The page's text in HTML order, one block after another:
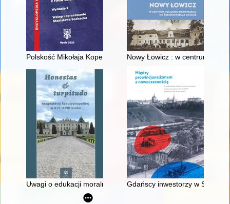
Polskość Mikołaja Kopernika z rodu ŚlązakaNowy Łowicz : w centrum
Uwagi o edukacji moralnej synów szlacheckich w XVI-
Gdańscy inwestorzy w